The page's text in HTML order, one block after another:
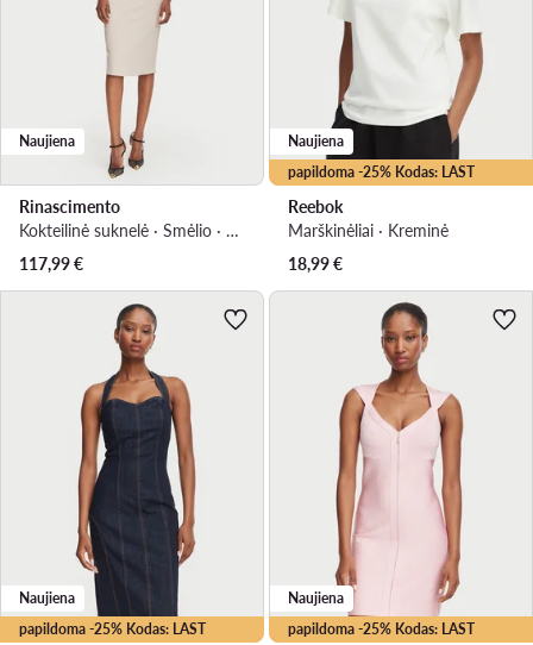
Naujiena
Rinascimento
Kokteilinė suknelė · Smėlio · Midi
117,99€
papildoma -25% Kodas: LAST
Naujiena
Reebok
Marškinėliai · Kreminė
18,99€
papildoma -25% Kodas: LAST
Naujiena
papildoma -25% Kodas: LAST
Naujiena